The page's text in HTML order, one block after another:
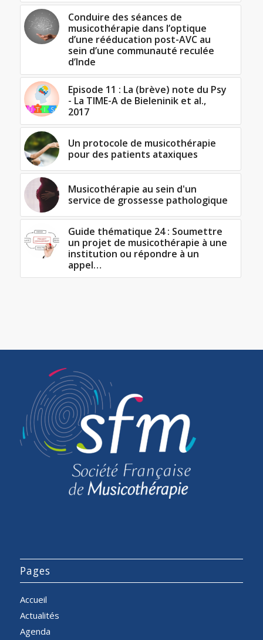
Conduire des séances de
musicothérapie dans l’optique
d’une rééducation post-AVC au
sein d’une communauté reculée
d’Inde
Episode 11 : La (brève) note du Psy
- La TIME-A de Bieleninik et al.,
2017
Un protocole de musicothérapie
pour des patients ataxiques
Musicothérapie au sein d'un
service de grossesse pathologique
Guide thématique 24 : Soumettre
un projet de musicothérapie à une
institution ou répondre à un
appel…
Pages
Accueil
Actualités
Agenda